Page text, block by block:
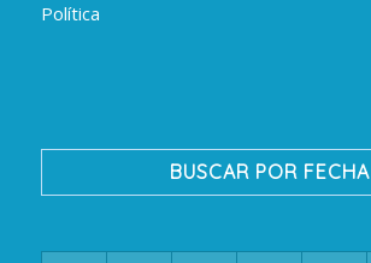
Política
BUSCAR POR FECHA